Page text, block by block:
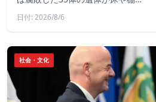
日付: 2026/8/6
社会・文化